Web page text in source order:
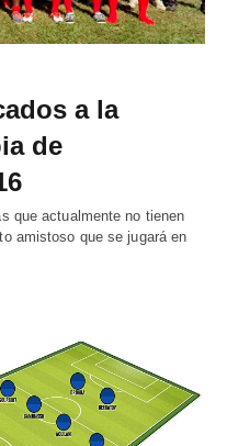
a la
de
que actualmente no tienen
amistoso que se jugará en